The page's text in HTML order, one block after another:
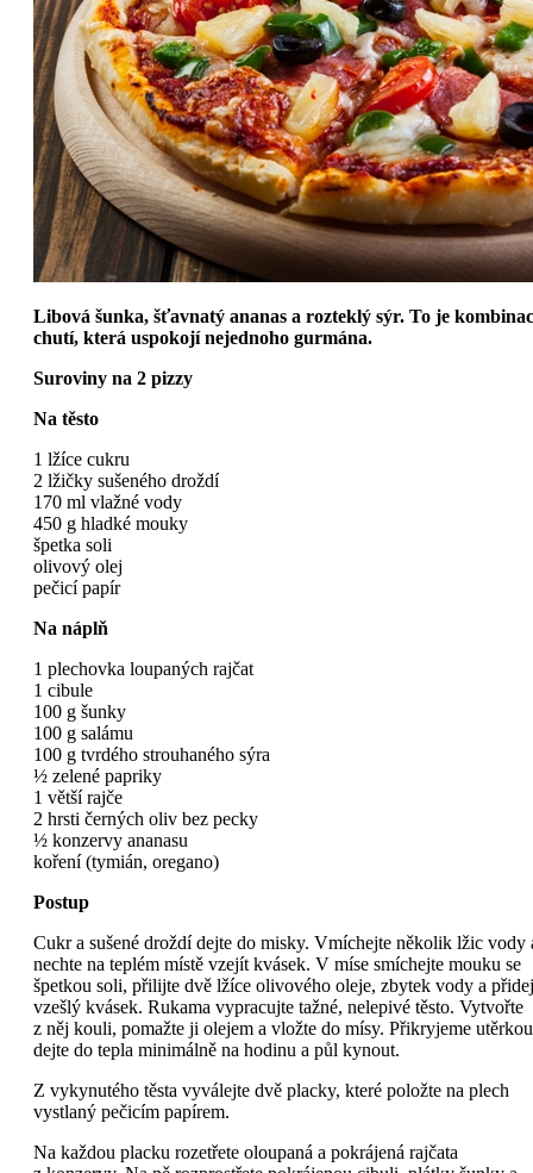
Libová šunka, šťavnatý ananas a rozteklý sýr. To je
chutí, která uspokojí nejednoho gurmána.
Suroviny na 2 pizzy
Na těsto
1 lžíce cukru
2 lžičky sušeného droždí
170 ml vlažné vody
450 g hladké mouky
špetka soli
olivový olej
pečicí papír
Na náplň
1 plechovka loupaných rajčat
1 cibule
100 g šunky
100 g salámu
100 g tvrdého strouhaného sýra
½ zelené papriky
1 větší rajče
2 hrsti černých oliv bez pecky
½ konzervy ananasu
koření (tymián, oregano)
Postup
Cukr a sušené droždí dejte do misky. Vmíchejte několik lžic vody
nechte na teplém místě vzejít kvásek. V míse smíchejte mouku se
špetkou soli, přilijte dvě lžíce olivového oleje, zbytek vody a
vzešlý kvásek. Rukama vypracujte tažné, nelepivé těsto. Vytvořte
z něj kouli, pomažte ji olejem a vložte do mísy. Přikryjeme
dejte do tepla minimálně na hodinu a půl kynout.
Z vykynutého těsta vyválejte dvě placky, které položte na plech
vystlaný pečicím papírem.
Na každou placku rozetřete oloupaná a pokrájená rajčata